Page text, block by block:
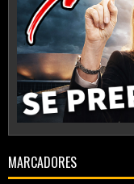
MARCADORES